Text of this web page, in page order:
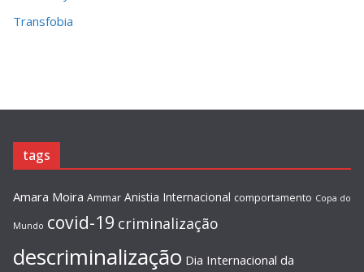
Transfobia
tags
Amara Moira Ammar Anistia Internacional comportamento Copa do
Mundo covid-19 criminalização
descriminalização Dia Internacional da